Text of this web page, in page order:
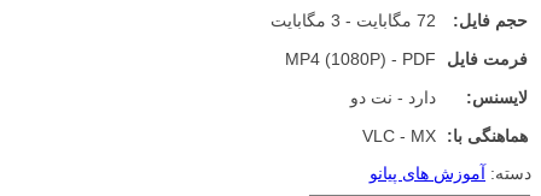
حجم فایل:
72 مگابایت - 3 مگابایت
فرمت فایل
MP4 (1080P) - PDF
لایسنس:
دارد - نت دو
هماهنگی با:
VLC - MX
دسته: آموزش های پیانو